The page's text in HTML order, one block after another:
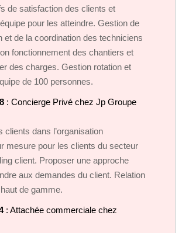
de satisfaction des clients et
pour les atteindre. Gestion de
et de la coordination des techniciens
fonctionnement des chantiers et
des charges. Gestion rotation et
de 100 personnes.
: Concierge Privé chez Jp Groupe
clients dans l’organisation
mesure pour les clients du secteur
client. Proposer une approche
aux demandes du client. Relation
de gamme.
: Attachée commerciale chez